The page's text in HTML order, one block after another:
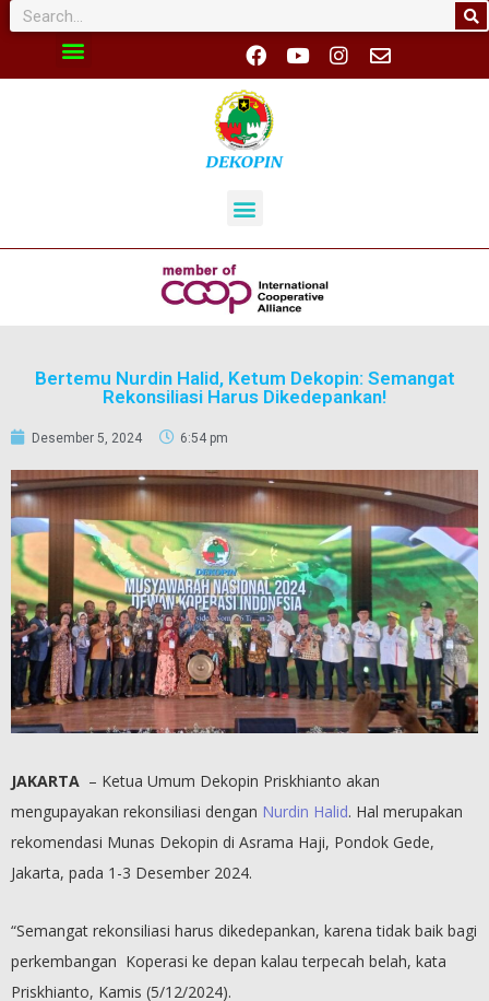
Bertemu Nurdin Halid, Ketum Dekopin: Semangat
Rekonsiliasi Harus Dikedepankan!
Desember 5, 2024 6:54 pm
JAKARTA – Ketua Umum Dekopin Priskhianto akan
mengupayakan rekonsiliasi dengan Nurdin Halid. Hal merupakan
rekomendasi Munas Dekopin di Asrama Haji, Pondok Gede,
Jakarta, pada 1-3 Desember 2024.
“Semangat rekonsiliasi harus dikedepankan, karena tidak baik bagi
perkembangan Koperasi ke depan kalau terpecah belah, kata
Priskhianto, Kamis (5/12/2024).